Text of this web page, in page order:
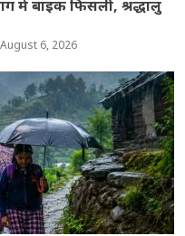
में बाइक फिसली, श्रद्धालु
August 6, 2026